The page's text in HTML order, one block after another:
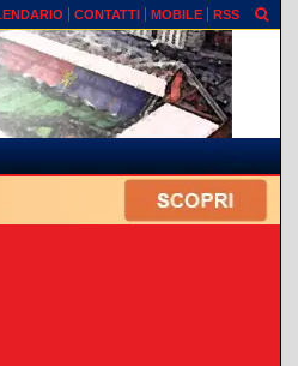
CONTATTI MOBILE RSS